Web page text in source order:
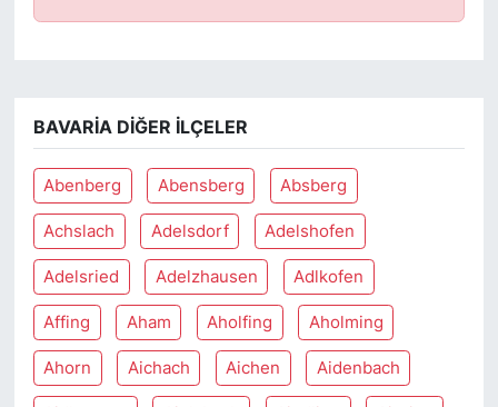
BAVARIA DIĞER İLÇELER
Abenberg Abensberg Absberg
Achslach Adelsdorf Adelshofen
Adelsried Adelzhausen Adlkofen
Affing Aham Aholfing Aholming
Ahorn Aichach Aichen Aidenbach